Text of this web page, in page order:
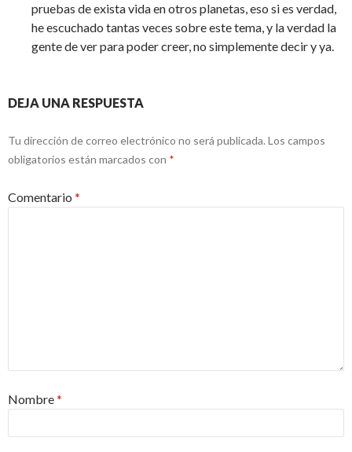
pruebas de exista vida en otros planetas, eso si es verdad,
he escuchado tantas veces sobre este tema, y la verdad la
gente de ver para poder creer, no simplemente decir y ya.
DEJA UNA RESPUESTA
Tu dirección de correo electrónico no será publicada. Los campos
obligatorios están marcados con *
Comentario *
Nombre*